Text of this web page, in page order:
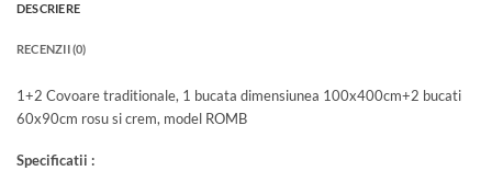
DESCRIERE
RECENZII (0)
1+2 Covoare traditionale, 1 bucata dimensiunea 100x400cm+2 bucati
60x90cm rosu si crem, model ROMB
Specificatii :